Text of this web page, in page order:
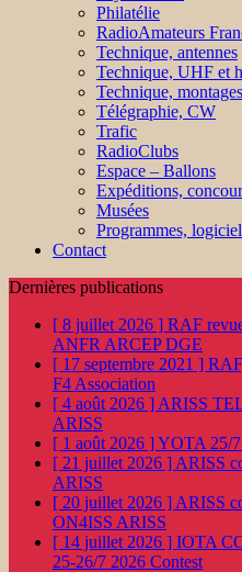
Philatélie
RadioAmateurs
Technique, antennes
Technique, UHF et
Technique, montages
Télégraphie, CW
Trafic
RadioClubs
Espace – Ballons
Expéditions,
Musées
Programmes,
Contact
Dernières publications
[ 8 juillet 2026 ] RAF
ANFR ARCEP DGE
[ 17 septembre 2021 ]
F4 Association
[ 4 août 2026 ] ARISS
ARISS
[ 1 août 2026 ]YOTA 25/
[ 21 juillet 2026 ] ARISS
ARISS
[ 20 juillet 2026 ] ARISS
ON4ISS ARISS
[ 14 juillet 2026 ] IOTA
25-26/7 2026 Contest